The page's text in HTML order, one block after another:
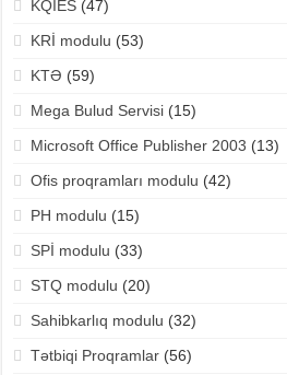
KQİES(47)
KRİ modulu (53)
KTƏ (59)
Mega Bulud Servisi(15)
Microsoft Office Publisher 2003 (13)
Ofis proqramları modulu (42)
PH modulu (15)
SPİ modulu (33)
STQ modulu (20)
Sahibkarlıq modulu (32)
Tətbiqi Proqramlar(56)